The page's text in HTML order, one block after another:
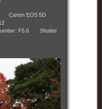
Canon EOS 5D
F5.6 Shutter